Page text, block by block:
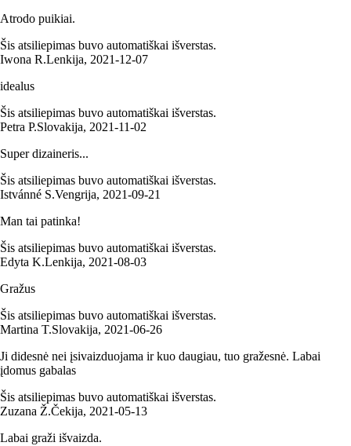
Atrodo puikiai.
Šis atsiliepimas buvo automatiškai išverstas.
Iwona R.Lenkija, 2021‑12‑07
idealus
Šis atsiliepimas buvo automatiškai išverstas.
Petra P.Slovakija, 2021‑11‑02
Super dizaineris...
Šis atsiliepimas buvo automatiškai išverstas.
Istvánné S.Vengrija, 2021‑09‑21
Man tai patinka!
Šis atsiliepimas buvo automatiškai išverstas.
Edyta K.Lenkija, 2021‑08‑03
Gražus
Šis atsiliepimas buvo automatiškai išverstas.
Martina T.Slovakija, 2021‑06‑26
Ji didesnė nei įsivaizduojama ir kuo daugiau, tuo gražesnė. Labai
įdomus gabalas
Šis atsiliepimas buvo automatiškai išverstas.
Zuzana Ž.Čekija, 2021‑05‑13
Labai graži išvaizda.